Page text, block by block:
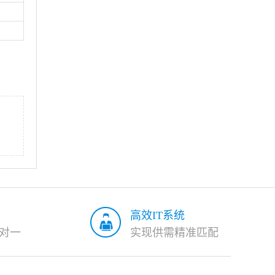
一
高效IT系统
实现供需精准匹配